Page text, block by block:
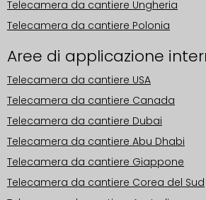
Telecamera da cantiere Ungheria
Telecamera da cantiere Polonia
Aree di applicazione
Telecamera da cantiere USA
Telecamera da cantiere Canada
Telecamera da cantiere Dubai
Telecamera da cantiere Abu Dhabi
Telecamera da cantiere Giappone
Telecamera da cantiere Corea del Sud